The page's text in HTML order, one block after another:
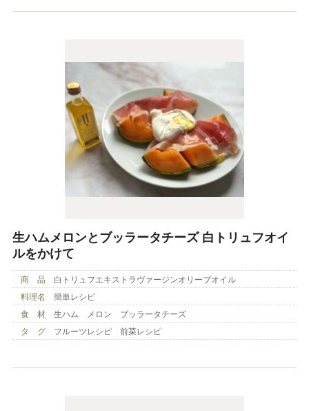
生ハムメロンとブッラータチーズ 白トリュフオイ
ルをかけて
商 品
白トリュフエキストラヴァージンオリーブオイル
料理名
簡単レシピ
食 材
生ハム メロン ブッラータチーズ
タ グ
フルーツレシピ 前菜レシピ